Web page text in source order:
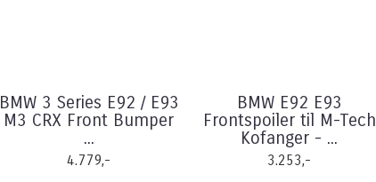
BMW 3 Series E92 / E93
M3 CRX Front Bumper
...
4.779,-
BMW E92 E93
Frontspoiler til M-Tech
Kofanger - ...
3.253,-